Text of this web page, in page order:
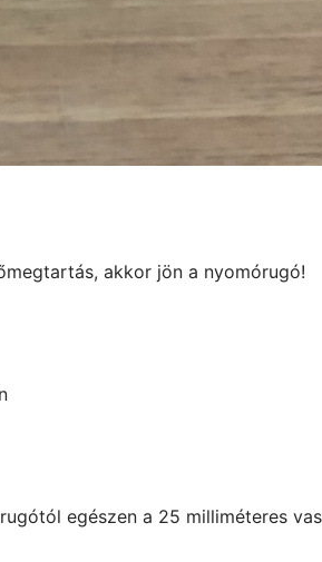
akkor jön a nyomórugó!
egészen a 25 milliméteres